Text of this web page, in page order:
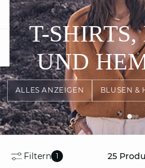
ALLES ANZEIGEN BLUSEN &
T-
UND
Filtern 1 25